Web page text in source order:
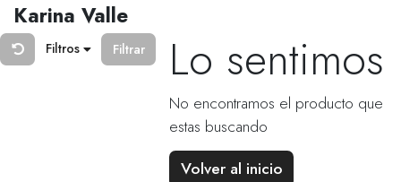
Karina Valle
Filtros Filtrar Lo sentimos
No encontramos el producto que
estas buscando
Volver al inicio